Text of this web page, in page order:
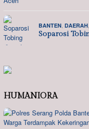
BANTEN DAERAH
Soparosi
HUMANIORA